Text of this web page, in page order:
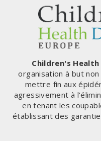
DES
DE
Children's
organisation à but
mettre fin aux
agressivement à
en tenant les
établissant des